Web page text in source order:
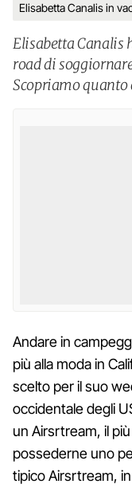
Elisabetta Canalis in
Elisabetta Canalis
road di
Scopriamo quanto
Andare in
più alla moda in
scelto per il suo
occidentale degli
un Airsrtream, il
possederne uno
tipico Airsrtream,